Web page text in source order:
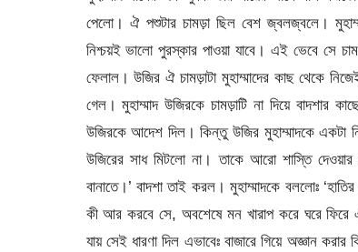
পেলো। ঐ পশুটার চামড়া ছিল বেশ জ্বলজ্বলে।
নিশ্চয়ই ভালো পুরস্কার পাওয়া যাবে। এই ভেবে সে
ফেলাল। উজির ঐ চামড়াটা মুহাম্মাদের কাছ থেকে
গেল। মুহাম্মাদ উজিরকে চামড়াটি না দিয়ে বাদশার
উজিরকে আদেশ দিল। কিন্তু উজির মুহাম্মাদকে একটা
উজিরের সাধ মিটলো না। তাকে আরো শাস্তি দেওয়ার
বানাতে।’ বাদশা তাই করল। মুহাম্মাদকে বললোঃ
কী আর করবে সে, অবশেষে মন খারাপ করে ঘরে ফিরে
যায় সেই ধারণা দিল এভাবেঃ বাজারে গিয়ে অজ্ঞান